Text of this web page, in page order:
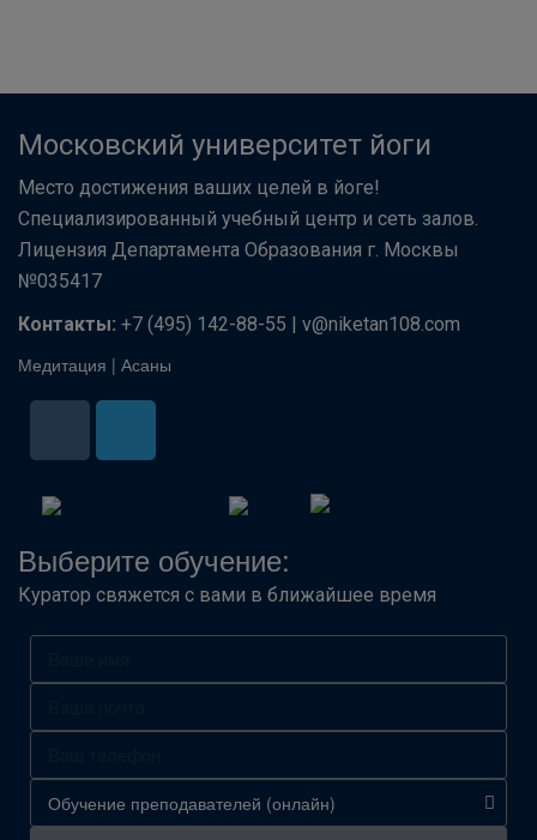
Московский университет йоги
Место достижения ваших целей в йоге!
Специализированный учебный центр и сеть залов.
Лицензия Департамента Образования г. Москвы
№035417
Контакты: +7 (495) 142-88-55 | v@niketan108.com
Медитация | Асаны
Выберите обучение:
Куратор свяжется с вами в ближайшее время